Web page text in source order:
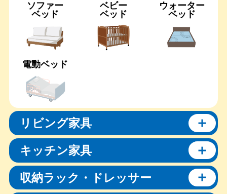
ソファー
ベッド
ベビー
ベッド
ウォーター
ベッド
電動ベッド
リビング家具
キッチン家具
収納ラック・ドレッサー